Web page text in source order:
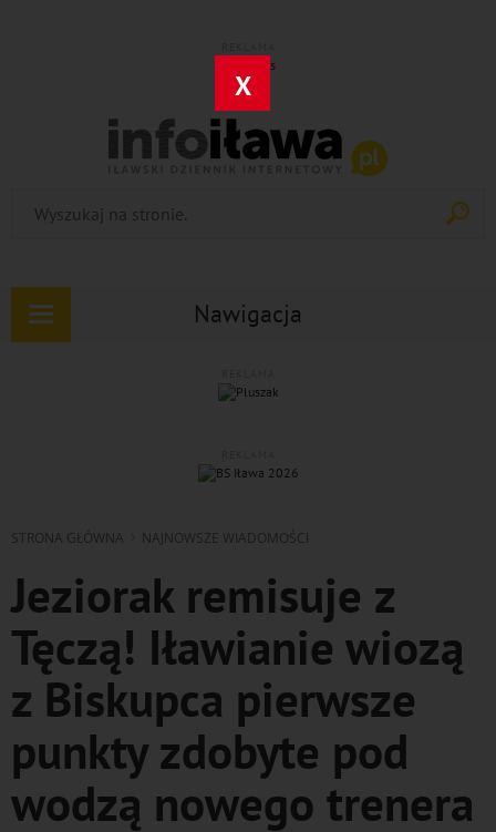
X
Nawigacja
Rozwiń
STRONA GŁÓWNA NAJNOWSZE WIADOMOŚCI
Jeziorak remisuje z
Tęczą! Iławianie wiozą
z Biskupca pierwsze
punkty zdobyte pod
wodzą nowego trenera